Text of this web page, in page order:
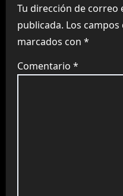
Tu dirección de correo
publicada. Los
marcados con *
Comentario *